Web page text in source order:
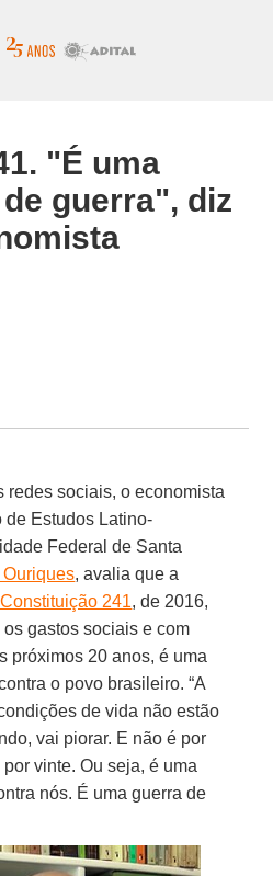
"É uma
guerra", diz
redes sociais, o economista
de Estudos Latino-
Federal de Santa
Ouriques, avalia que a
241, de 2016,
gastos sociais e com
próximos 20 anos, é uma
o povo brasileiro. “A
de vida não estão
vai piorar. E não é por
vinte. Ou seja, é uma
nós. É uma guerra de